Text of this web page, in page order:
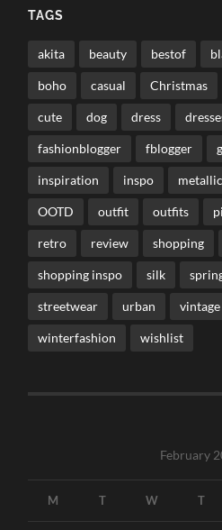
TAGS
akita beauty bestof
boho casual Christmas
cute dog dress
fashionblogger fblogger
inspiration inspo metallic
OOTD outfit outfits
retro review shopping
shopping inspo silk
streetwear urban vintage
winterfashion wishlist
February
M T W T